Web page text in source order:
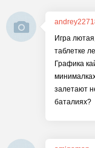
Игра
таблетке
Графика
залетают
баталиях?